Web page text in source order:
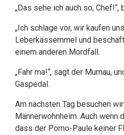
„Das sehe ich auch so,
„Ich schlage vor, wir kaufen
Leberkässemmel und
einem anderen Mordfall.
„Fahr ma!“, sagt der Murnau,
Gaspedal.
Am nächsten Tag besuchen
Männerwohnheim. Auch wenn
dass der Porno-Paule keiner